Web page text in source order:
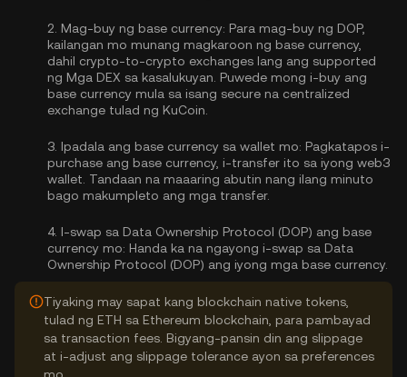
2. Mag-buy ng base currency: Para mag-buy ng DOP,
kailangan mo munang magkaroon ng base currency,
dahil crypto-to-crypto exchanges lang ang supported
ng Mga DEX sa kasalukuyan. Puwede mong i-buy ang
base currency mula sa isang secure na centralized
exchange tulad ng KuCoin.
3. Ipadala ang base currency sa wallet mo: Pagkatapos i-
purchase ang base currency, i-transfer ito sa iyong web3
wallet. Tandaan na maaaring abutin nang ilang minuto
bago makumpleto ang mga transfer.
4. I-swap sa Data Ownership Protocol (DOP) ang base
currency mo: Handa ka na ngayong i-swap sa Data
Ownership Protocol (DOP) ang iyong mga base currency.
Tiyaking may sapat kang blockchain native tokens,
tulad ng ETH sa Ethereum blockchain, para pambayad
sa transaction fees. Bigyang-pansin din ang slippage
at i-adjust ang slippage tolerance ayon sa preferences